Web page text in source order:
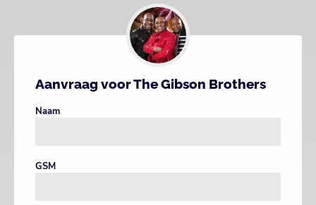
Aanvraag voor The Gibson Brothers
Naam
GSM